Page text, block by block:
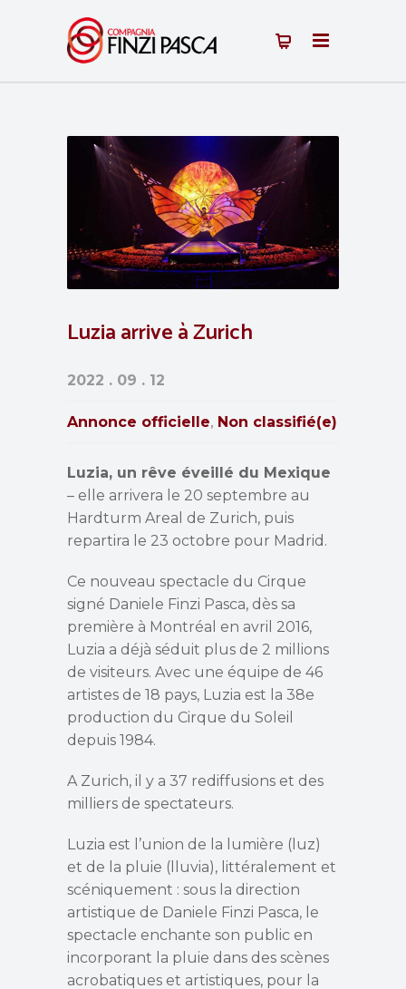
Luzia arrive à Zurich
2022 . 09 . 12
Annonce officielle, Non classifié(e)
Luzia, un rêve éveillé du Mexique
– elle arrivera le 20 septembre au
Hardturm Areal de Zurich, puis
repartira le 23 octobre pour Madrid.
Ce nouveau spectacle du Cirque
signé Daniele Finzi Pasca, dès sa
première à Montréal en avril 2016,
Luzia a déjà séduit plus de 2 millions
de visiteurs. Avec une équipe de 46
artistes de 18 pays, Luzia est la 38e
production du Cirque du Soleil
depuis 1984.
A Zurich, il y a 37 rediffusions et des
milliers de spectateurs.
Luzia est l’union de la lumière (luz)
et de la pluie (lluvia), littéralement et
scéniquement : sous la direction
artistique de Daniele Finzi Pasca, le
spectacle enchante son public en
incorporant la pluie dans des scènes
acrobatiques et artistiques, pour la